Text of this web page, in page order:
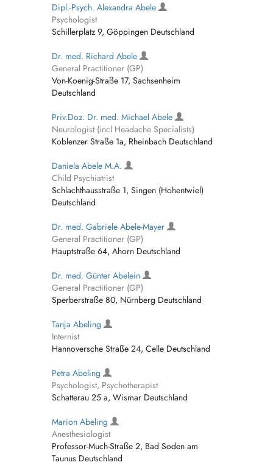
Dipl.-Psych. Alexandra Abele
Psychologist
Schillerplatz 9, Göppingen Deutschland
Dr. med. Richard Abele
General Practitioner (GP)
Von-Koenig-Straße 17, Sachsenheim
Deutschland
Priv.Doz. Dr. med. Michael Abele
Neurologist (incl Headache Specialists)
Koblenzer Straße 1a, Rheinbach Deutschland
Daniela Abele M.A.
Child Psychiatrist
Schlachthausstraße 1, Singen (Hohentwiel)
Deutschland
Dr. med. Gabriele Abele-Mayer
General Practitioner (GP)
Hauptstraße 64, Ahorn Deutschland
Dr. med. Günter Abelein
General Practitioner (GP)
Sperberstraße 80, Nürnberg Deutschland
Tanja Abeling
Internist
Hannoversche Straße 24, Celle Deutschland
Petra Abeling
Psychologist, Psychotherapist
Schatterau 25 a, Wismar Deutschland
Marion Abeling
Anesthesiologist
Professor-Much-Straße 2, Bad Soden am
Taunus Deutschland